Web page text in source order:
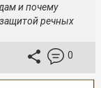
и почему
речных
0